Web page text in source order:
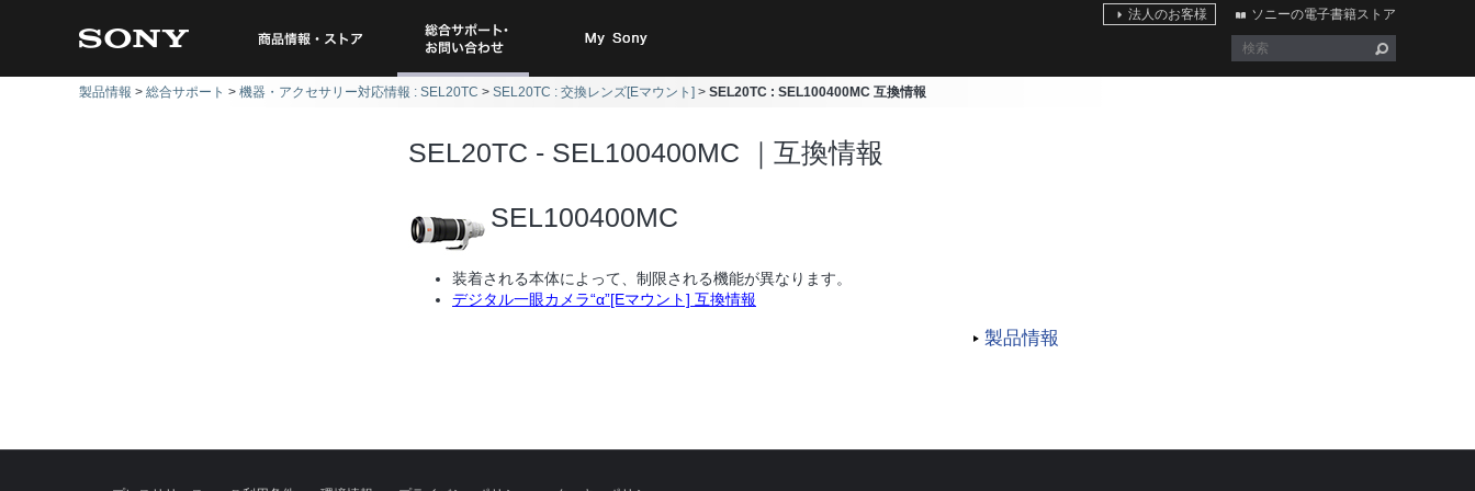
商品情報・ストア
総合サポート・お
My Sony
法人のお客様 ソニーの電子書籍ストア
製品情報 総合サポート 機器・アクセサリー対応情報 : SEL20TC SEL20TC : 交換レンズ[Eマウント] SEL20TC : SEL100400MC 互換情報
SEL20TC - SEL100400MC ｜互換情報
SEL100400MC
装着される本体によって、制限される機能が異なります。
デジタル一眼カメラ“α”[Eマウント] 互換情報
製品情報